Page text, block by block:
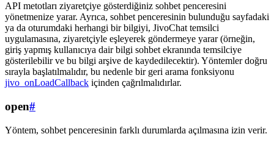
API metotları ziyaretçiye gösterdiğiniz sohbet penceresini
yönetmenize yarar. Ayrıca, sohbet penceresinin bulunduğu sayfadaki
ya da oturumdaki herhangi bir bilgiyi, JivoChat temsilci
uygulamasına, ziyaretçiyle eşleyerek göndermeye yarar (örneğin,
giriş yapmış kullanıcıya dair bilgi sohbet ekranında temsilciye
gösterilebilir ve bu bilgi arşive de kaydedilecektir). Yöntemler doğru
sırayla başlatılmalıdır, bu nedenle bir geri arama fonksiyonu
jivo_onLoadCallback içinden çağrılmalıdırlar.
open#
Yöntem, sohbet penceresinin farklı durumlarda açılmasına izin verir.